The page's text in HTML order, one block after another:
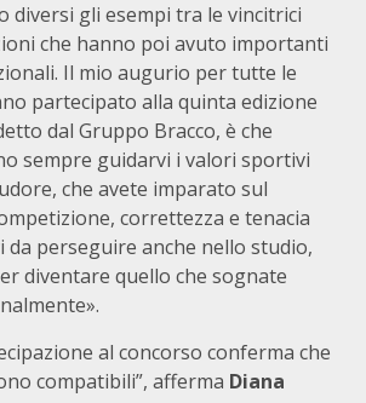
diversi gli esempi tra le vincitrici
che hanno poi avuto importanti
Il mio augurio per tutte le
partecipato alla quinta edizione
dal Gruppo Bracco, è che
sempre guidarvi i valori sportivi
che avete imparato sul
correttezza e tenacia
perseguire anche nello studio,
diventare quello che sognate
al concorso conferma che
compatibili”, afferma Diana